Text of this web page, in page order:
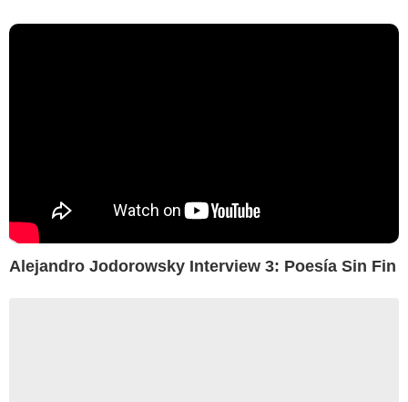
Alejandro Jodorowsky Interview 3: Poesía Sin Fin